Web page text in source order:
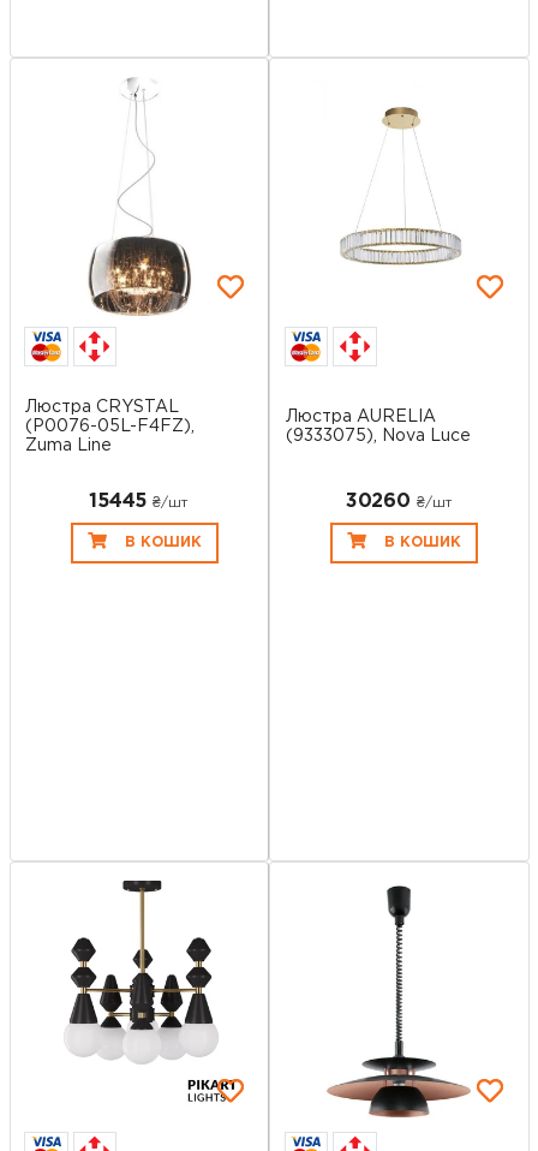
Люстра CRYSTAL
(P0076-05L-F4FZ),
Zuma Line
15445 ₴/шт
В КОШИК
Люстра AURELIA
(9333075), Nova Luce
30260 ₴/шт
В КОШИК